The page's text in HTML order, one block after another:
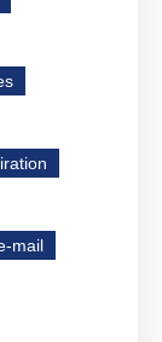
mail